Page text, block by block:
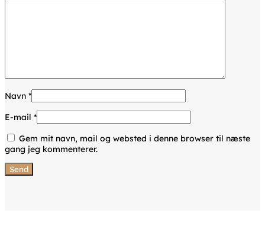
Navn *
E-mail *
Gem mit navn, mail og websted i denne browser til næste
gang jeg kommenterer.